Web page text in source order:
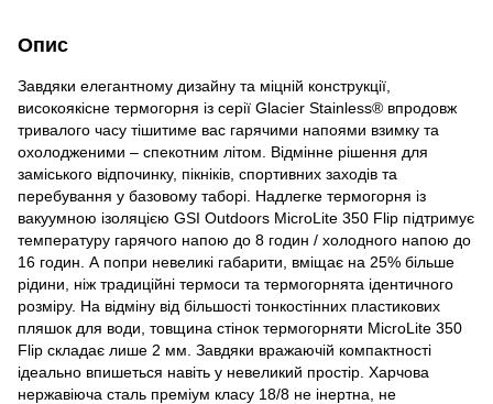
Опис
Завдяки елегантному дизайну та міцній конструкції,
високоякісне термогорня із серії Glacier Stainless® впродовж
тривалого часу тішитиме вас гарячими напоями взимку та
охолодженими – спекотним літом. Відмінне рішення для
заміського відпочинку, пікніків, спортивних заходів та
перебування у базовому таборі. Надлегке термогорня із
вакуумною ізоляцією GSI Outdoors MicroLite 350 Flip підтримує
температуру гарячого напою до 8 годин / холодного напою до
16 годин. А попри невеликі габарити, вміщає на 25% більше
рідини, ніж традиційні термоси та термогорнята ідентичного
розміру. На відміну від більшості тонкостінних пластикових
пляшок для води, товщина стінок термогорняти MicroLite 350
Flip складає лише 2 мм. Завдяки вражаючій компактності
ідеально впишеться навіть у невеликий простір. Харчова
нержавіюча сталь преміум класу 18/8 не інертна, не